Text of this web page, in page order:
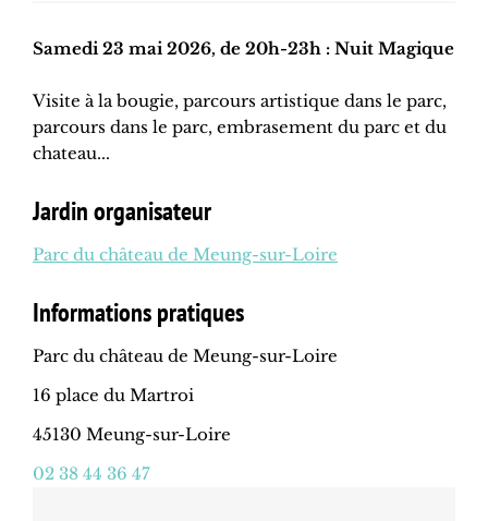
Samedi 23 mai 2026, de 20h-23h : Nuit Magique
Visite à la bougie, parcours artistique dans le parc,
parcours dans le parc, embrasement du parc et du
chateau...
Jardin organisateur
Parc du château de Meung-sur-Loire
Informations pratiques
Parc du château de Meung-sur-Loire
16 place du Martroi
45130 Meung-sur-Loire
02 38 44 36 47